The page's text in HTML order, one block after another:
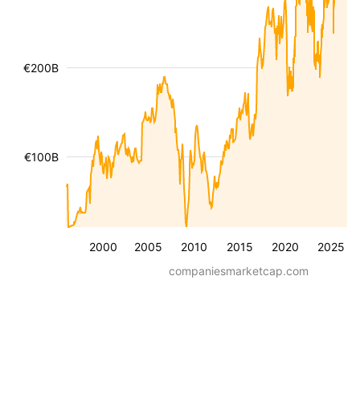
2000 2005 2010 2015 2020 2025
€100B
€200B
companiesmarketcap.com